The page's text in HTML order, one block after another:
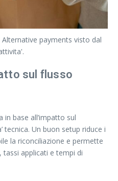
payments visto dal
sul flusso
in base all’impatto sul
tecnica. Un buon setup riduce i
la riconciliazione e permette
tassi applicati e tempi di